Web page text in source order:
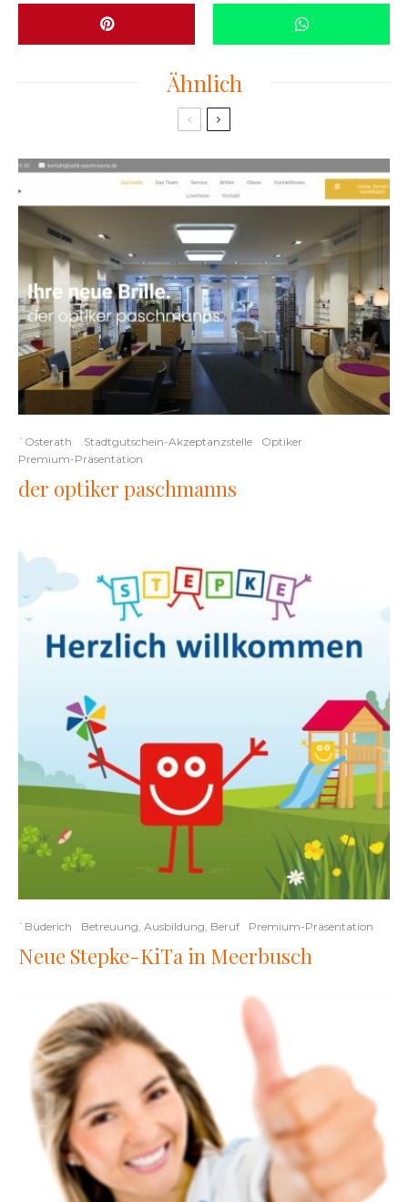
Ähnlich
`Osterath .Stadtgutschein-Akzeptanzstelle
Optiker
Premium-Präsentation
der optiker paschmanns
`Büderich Betreuung, Ausbildung, Beruf Premium-Präsentation
Neue Stepke-KiTa in Meerbusch